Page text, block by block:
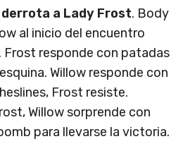
a Lady Frost. Body
al inicio del encuentro
responde con patadas
Willow responde con
Frost resiste.
Willow sorprende con
para llevarse la victoria.